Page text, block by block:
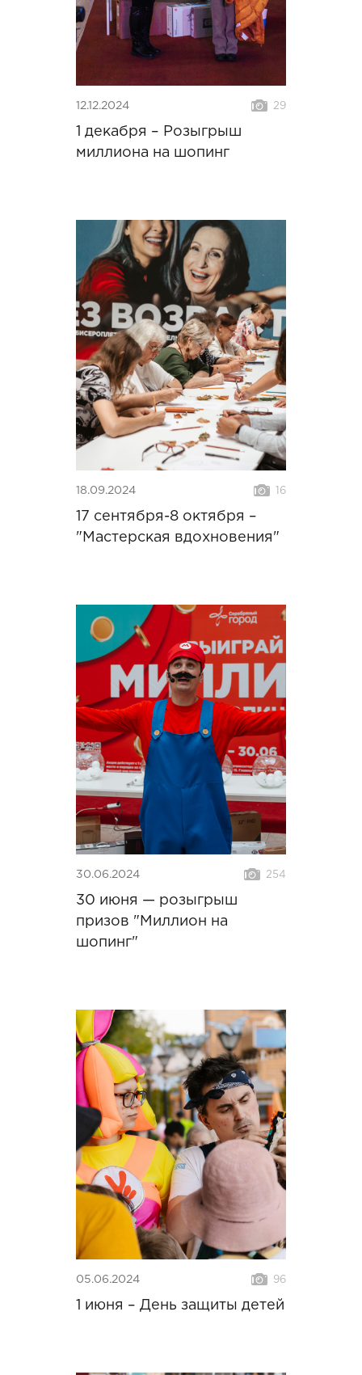
12.12.2024 29
1 декабря – Розыгрыш
миллиона на шопинг
18.09.2024 16
17 сентября-8 октября –
"Мастерская вдохновения"
30.06.2024 254
30 июня — розыгрыш
призов "Миллион на
шопинг"
05.06.2024 96
1 июня – День защиты детей